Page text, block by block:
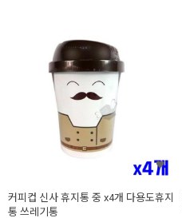
커피컵 신사 휴지통 중 x4개 다용도휴지
통 쓰레기통